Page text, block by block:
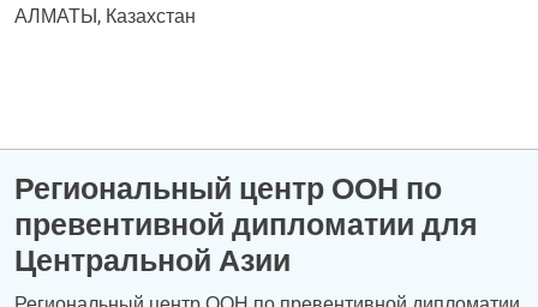
АЛМАТЫ, Казахстан
Региональный центр ООН по
превентивной дипломатии для
Центральной Азии